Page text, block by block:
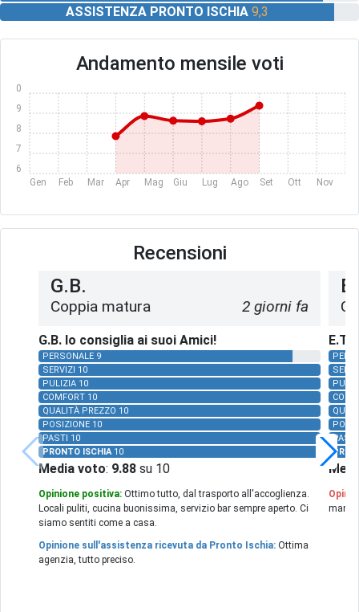
ASSISTENZA PRONTO ISCHIA 9,3
Andamento mensile voti
Gen Feb Mar Apr Mag Giu Lug Ago Set Ott Nov
6
7
8
9
10
Recensioni
G.B.
Coppia matura 2 giorni fa
G.B. lo consiglia ai suoi Amici!
PERSONALE 9
SERVIZI 10
PULIZIA 10
COMFORT 10
QUALITÀ PREZZO 10
POSIZIONE 10
PASTI 10
PRONTO ISCHIA10
Media voto: 9.88 su 10
Opinione positiva: Ottimo tutto, dal trasporto all'accoglienza.
Locali puliti, cucina buonissima, servizio bar sempre aperto. Ci
siamo sentiti come a casa.
Opinione sull'assistenza ricevuta da Pronto Ischia: Ottima
agenzia, tutto preciso.
E.T.